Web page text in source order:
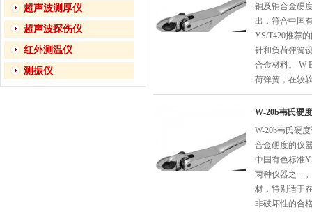
铜及铜合金硬
出，符合中国
YS/T420推荐
针和负荷弹簧
合金材料。 W-
荷弹簧，在较
W-20b韦氏硬
W-20b韦氏硬
合金硬度的仪
中国有色标准
两种仪器之一
材，特别适于
非破坏性的合
超声波测厚仪
超声波探伤仪
红外测温仪
测振仪